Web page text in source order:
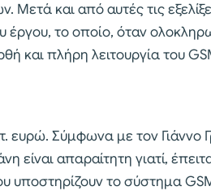
Μετά και από αυτές τις
έργου, το οποίο, όταν
και πλήρη λειτουργία του
ευρώ. Σύμφωνα με τον Γιάννο
είναι απαραίτητη γιατί,
υποστηρίζουν το σύστημα